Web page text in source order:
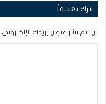
اترك تعليقاً
لن يتم نشر عنوان بريدك الإلكتروني.